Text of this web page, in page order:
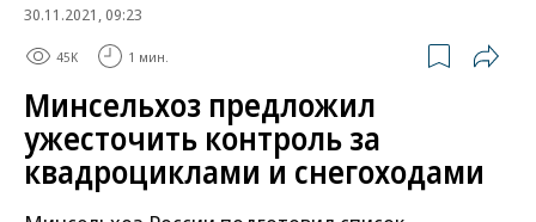
30.11.2021, 09:23
45K 1 мин.
Минсельхоз предложил
ужесточить контроль за
квадроциклами и снегоходами